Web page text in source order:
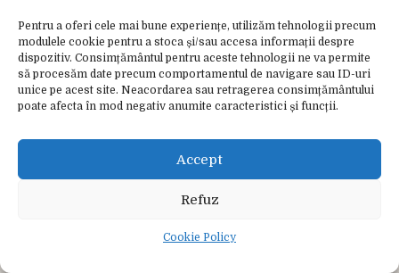
Pentru a oferi cele mai bune experiențe, utilizăm tehnologii precum
modulele cookie pentru a stoca și/sau accesa informații despre
dispozitiv. Consimțământul pentru aceste tehnologii ne va permite
să procesăm date precum comportamentul de navigare sau ID-uri
unice pe acest site. Neacordarea sau retragerea consimțământului
poate afecta în mod negativ anumite caracteristici și funcții.
Accept
Refuz
Cookie Policy
sărăciei și excluziunii sociale în beneficiul integrării
comunității” unde Orașul Jibou și Școala Gimnazială Lucian
Blaga sunt parteneri
HOTĂRÂREA nr. 146Din 15.09.2020privind rectificarea
Herța
Octombrie 2020
preşedintelui de şedinţă pentru conducerea ședinței